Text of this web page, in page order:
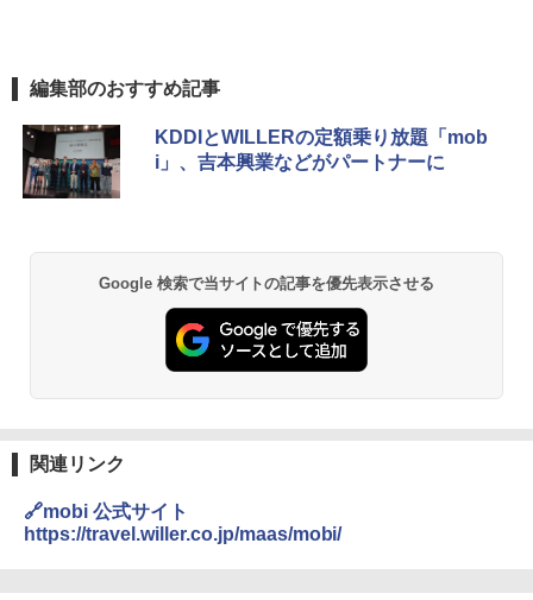
編集部のおすすめ記事
KDDIとWILLERの定額乗り放題「mob
i」、吉本興業などがパートナーに
Google 検索で当サイトの記事を優先表示させる
関連リンク
🔗mobi 公式サイト
https://travel.willer.co.jp/maas/mobi/